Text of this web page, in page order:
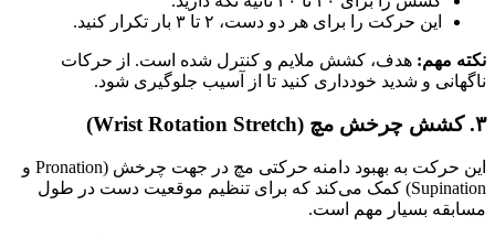
این حرکت را برای هر دو دست، ۲ تا ۳ بار تکرار کنید.
نکته مهم: هدف، کشش ملایم و کنترل شده است. از حرکات
ناگهانی و شدید خودداری کنید تا از آسیب جلوگیری شود.
۳. کشش چرخش مچ (Wrist Rotation Stretch)
این حرکت به بهبود دامنه حرکتی مچ در جهت چرخش (Pronation و
Supination) کمک می‌کند که برای تنظیم موقعیت دست در طول
مسابقه بسیار مهم است.